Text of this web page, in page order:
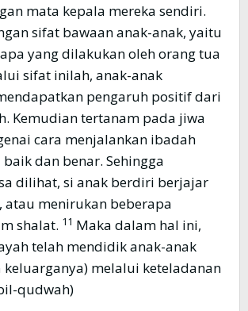
mata kepala mereka sendiri.
sifat bawaan anak-anak, yaitu
yang dilakukan oleh orang tua
sifat inilah, anak-anak
pengaruh positif dari
Kemudian tertanam pada jiwa
cara menjalankan ibadah
dan benar. Sehingga
dilihat, si anak berdiri berjajar
atau menirukan beberapa
shalat. 11 Maka dalam hal ini,
telah mendidik anak-anak
keluarganya) melalui keteladanan
qudwah)